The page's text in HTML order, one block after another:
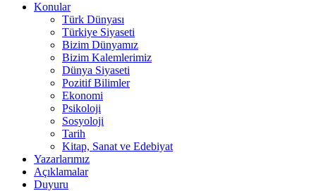
Konular
Türk Dünyası
Türkiye Siyaseti
Bizim Dünyamız
Bizim Kalemlerimiz
Dünya Siyaseti
Pozitif Bilimler
Ekonomi
Psikoloji
Sosyoloji
Tarih
Kitap, Sanat ve Edebiyat
Yazarlarımız
Açıklamalar
Duyuru